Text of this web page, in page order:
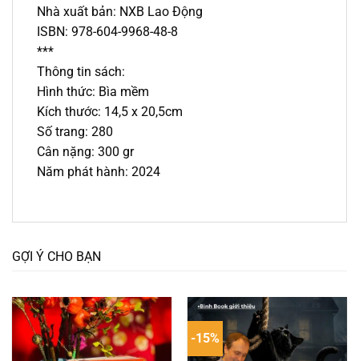
Nhà xuất bản: NXB Lao Động
ISBN: 978-604-9968-48-8
***
Thông tin sách:
Hình thức: Bìa mềm
Kích thước: 14,5 x 20,5cm
Số trang: 280
Cân nặng: 300 gr
Năm phát hành: 2024
GỢI Ý CHO BẠN
-15%